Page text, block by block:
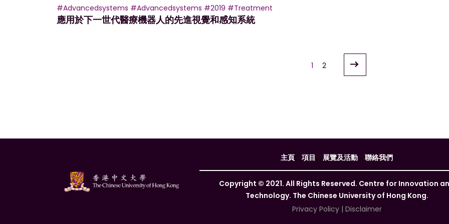
#Advancedsystems #Advancedsystems #2019 #Treatment
應用於下一世代醫療機器人的先進視覺和感知系統
覽
1 2
主頁 項目 展覽及活動 聯絡我們
Copyright © 2021. All Rights Reserved. Centre for Innovation
Technology. The Chinese University of Hong Kong.
Privacy Policy| Disclaimer